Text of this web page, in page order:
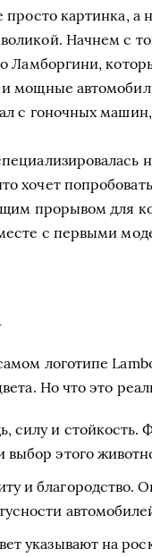
картинка, а
Начнем с
Ламборгини,
мощные
с гоночных
хочет
прорывом для
с первыми
логотипе
Но что это
силу и
этого
и благородство.
указывают на